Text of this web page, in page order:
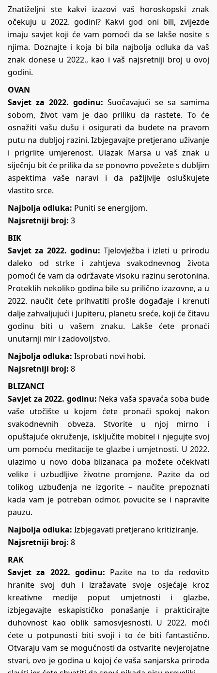
Znatiželjni ste kakvi izazovi vaš horoskopski znak
očekuju u 2022. godini? Kakvi god oni bili, zvijezde
imaju savjet koji će vam pomoći da se lakše nosite s
njima. Doznajte i koja bi bila najbolja odluka da vaš
znak donese u 2022., kao i vaš najsretniji broj u ovoj
godini.
OVAN
Savjet za 2022. godinu: Suočavajući se sa samima
sobom, život vam je dao priliku da rastete. To će
osnažiti vašu dušu i osigurati da budete na pravom
putu na dubljoj razini. Izbjegavajte pretjerano uživanje
i prigrlite umjerenost. Ulazak Marsa u vaš znak u
siječnju bit će prilika da se ponovno povežete s dubljim
aspektima vaše naravi i da pažljivije osluškujete
vlastito srce.
Najbolja odluka: Puniti se energijom.
Najsretniji broj: 3
BIK
Savjet za 2022. godinu: Tjelovježba i izleti u prirodu
daleko od strke i zahtjeva svakodnevnog života
pomoći će vam da održavate visoku razinu serotonina.
Proteklih nekoliko godina bile su prilično izazovne, a u
2022. naučit ćete prihvatiti prošle događaje i krenuti
dalje zahvaljujući i Jupiteru, planetu sreće, koji će čitavu
godinu biti u vašem znaku. Lakše ćete pronaći
unutarnji mir i zadovoljstvo.
Najbolja odluka: Isprobati novi hobi.
Najsretniji broj: 8
BLIZANCI
Savjet za 2022. godinu: Neka vaša spavaća soba bude
vaše utočište u kojem ćete pronaći spokoj nakon
svakodnevnih obveza. Stvorite u njoj mirno i
opuštajuće okruženje, isključite mobitel i njegujte svoj
um pomoću meditacije te glazbe i umjetnosti. U 2022.
ulazimo u novo doba blizanaca pa možete očekivati
velike i uzbudljive životne promjene. Pazite da od
tolikog uzbuđenja ne izgorite – naučite prepoznati
kada vam je potreban odmor, povucite se i napravite
pauzu.
Najbolja odluka: Izbjegavati pretjerano kritiziranje.
Najsretniji broj: 8
RAK
Savjet za 2022. godinu: Pazite na to da redovito
hranite svoj duh i izražavate svoje osjećaje kroz
kreativne medije poput umjetnosti i glazbe,
izbjegavajte eskapističko ponašanje i prakticirajte
duhovnost kao oblik samosvjesnosti. U 2022. moći
ćete u potpunosti biti svoji i to će biti fantastično.
Otvaraju vam se mogućnosti da ostvarite nevjerojatne
stvari, ovo je godina u kojoj će vaša sanjarska priroda